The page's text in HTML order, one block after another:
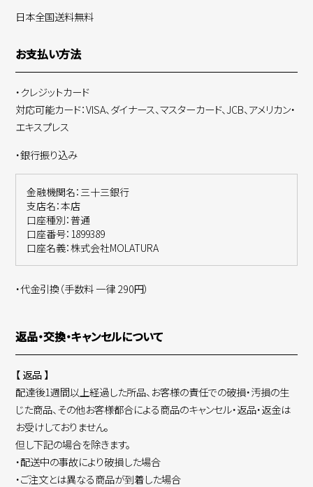
日本全国送料無料
お支払い方法
・クレジットカード
対応可能カード：VISA、ダイナース、マスターカード、JCB、アメリカン・
エキスプレス
・銀行振り込み
金融機関名：三十三銀行
支店名：本店
口座種別：普通
口座番号：1899389
口座名義：株式会社MOLATURA
・代金引換（手数料 一律 290円）
返品・交換・キャンセルについて
【 返品 】
配達後1週間以上経過した所品、お客様の責任での破損・汚損の生
じた商品、その他お客様都合による商品のキャンセル・返品・返金は
お受けしておりません。
但し下記の場合を除きます。
・配送中の事故により破損した場合
・ご注文とは異なる商品が到着した場合